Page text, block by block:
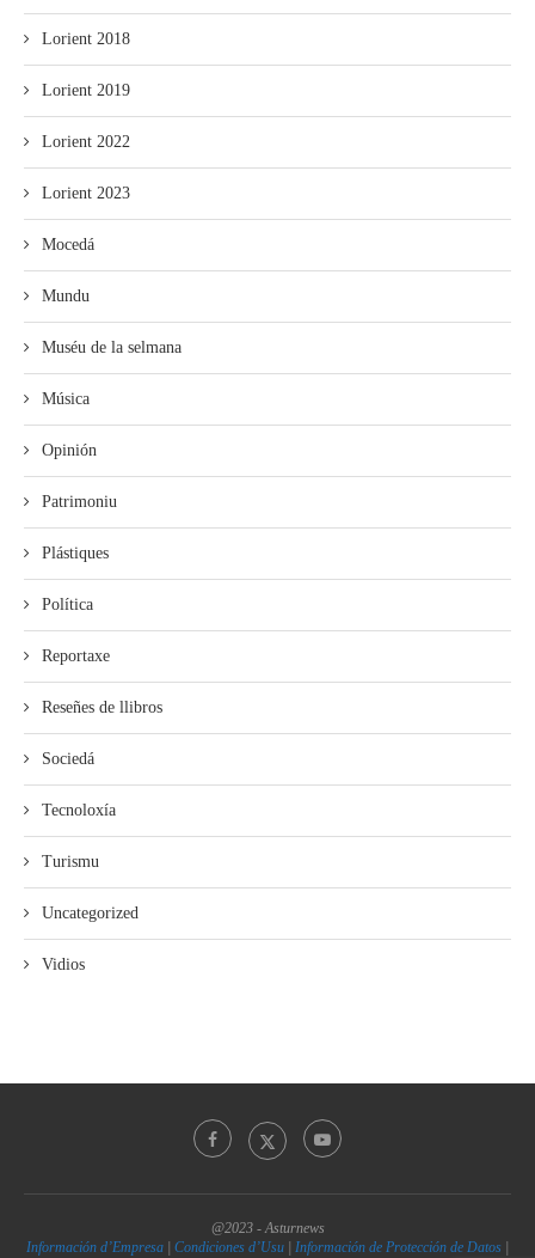
Lorient 2018
Lorient 2019
Lorient 2022
Lorient 2023
Mocedá
Mundu
Muséu de la selmana
Música
Opinión
Patrimoniu
Plástiques
Política
Reportaxe
Reseñes de llibros
Sociedá
Tecnoloxía
Turismu
Uncategorized
Vidios
@2023 - Asturnews
Información d’Empresa | Condiciones d’Usu | Información de Protección de Datos |